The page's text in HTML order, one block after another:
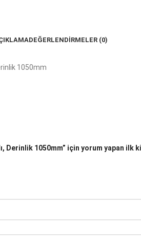
DEĞERLENDIRMELER (0)
1050mm
Derinlik 1050mm” için yorum yapan ilk